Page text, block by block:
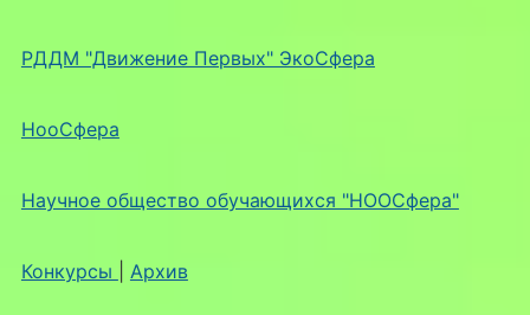
РДДМ "Движение Первых" ЭкоСфера
НооСфера
Научное общество обучающихся "НООСфера"
Конкурсы Архив